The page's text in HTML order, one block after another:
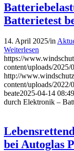
Batterietest
14. April 2025/in
Weiterlesen
https://
content/uploads/
http://
content/uploads/
beate2025-04-14
durch Elektronik –
bei Autoglas